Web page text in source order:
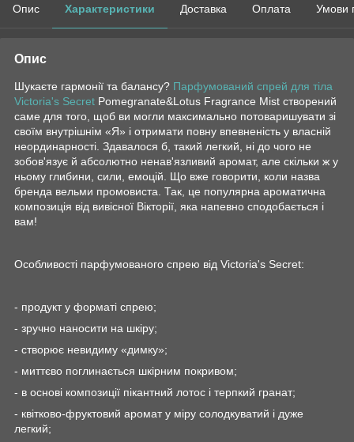
Опис Характеристики Доставка Оплата Умови
Опис
Шукаєте гармонії та балансу? Парфумований спрей для тіла
Victoria's Secret Pomegranate&Lotus Fragrance Mist створений
саме для того, щоб ви могли максимально потоваришувати зі
своїм внутрішнім «Я» і отримати повну впевненість у власній
неординарності. Здавалося б, такий легкий, ні до чого не
зобов'язує й абсолютно ненав'язливий аромат, але скільки ж у
ньому глибини, сили, емоцій. Що вже говорити, коли назва
бренда вельми промовиста. Так, це популярна ароматична
композиція від вивісної Вікторії, яка напевно сподобається і
вам!
Особливості парфумованого спрею від Victoria's Secret:
- продукт у форматі спрею;
- зручно наносити на шкіру;
- створює невидиму «димку»;
- миттєво поглинається шкірним покривом;
- в основі композиції пікантний лотос і терпкий гранат;
- квітково-фруктовий аромат у міру солодкуватий і дуже
легкий;